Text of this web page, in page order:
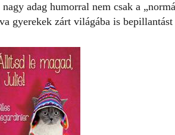
nagy adag humorral nem csak a
gyerekek zárt világába is